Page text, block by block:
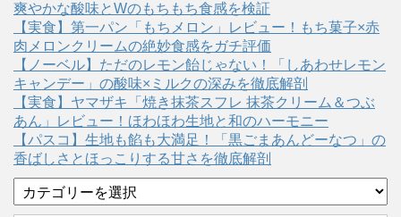
爽やかな酸味とWのもちもち食感を検証
【実食】第一パン「もちメロン」レビュー！もち菓子×赤
肉メロンクリームの絶妙食感をガチ評価
【ノーベル】ただのレモン飴じゃない！「しあわせレモン
キャンデー」の酸味×ミルクの深みを徹底解剖
【実食】ヤマザキ「焼き抹茶スフレ 抹茶クリーム＆つぶ
あん」レビュー！ほわほわ生地と和のハーモニー
【パスコ】生地も餡も大満足！「黒ごまあんどーなつ」の
香ばしさとほっこりする甘さを徹底解剖
テ